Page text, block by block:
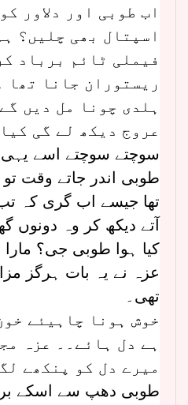
اب طوبی اور دلاور
اسپتال بھی چلیں؟
فیملی ٹائم برباد
ریستوران جانا تھا
ہلدی چونا مل دیں
عروج دیکھ لے گی
سوچتے سوچتے اسے
طوبی اندر جاتے وقت تو
تھا جیسے اب گری کہ
آتے دیکھ کر وہ دونوں
کیا ہوا طوبی جی؟ مارا
عزہ نے یہ بات ہرگز
تھی۔
خوش ہونا چاہیئے
ہے دل ہائے۔۔ عزہ
میرے دل کو پنکھے
طوبی دھپ سے اسکے